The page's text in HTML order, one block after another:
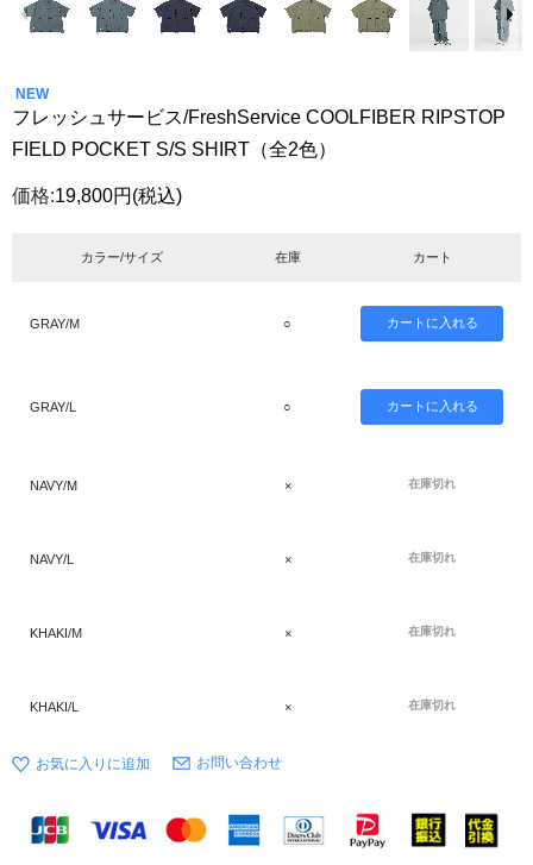
NEW
フレッシュサービス/FreshService COOLFIBER RIPSTOP
FIELD POCKET S/S SHIRT（全2色）
価格:19,800円 (税込)
カラー/サイズ 在庫 カート
GRAY/M ○
GRAY/L ○
NAVY/M × 在庫切れ
NAVY/L × 在庫切れ
KHAKI/M × 在庫切れ
KHAKI/L × 在庫切れ
お問い合わせ